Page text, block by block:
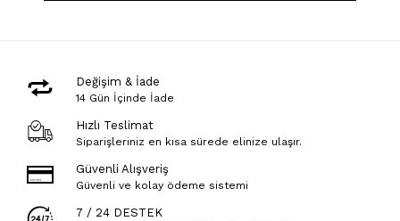
Değişim & İade
14 Gün İçinde İade
Hızlı Teslimat
Siparişleriniz en kısa sürede elinize ulaşır.
Güvenli Alışveriş
Güvenli ve kolay ödeme sistemi
7 / 24 DESTEK